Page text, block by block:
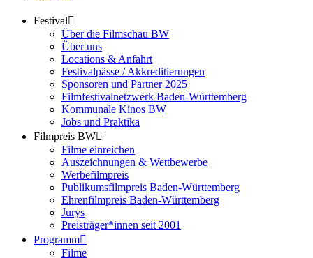
Festival
Über die Filmschau BW
Über uns
Locations & Anfahrt
Festivalpässe / Akkreditierungen
Sponsoren und Partner 2025
Filmfestivalnetzwerk ­Baden-Württemberg
Kommunale Kinos BW
Jobs und Praktika
Filmpreis BW
Filme einreichen
Auszeichnungen & Wettbewerbe
Werbefilmpreis
Publikumsfilmpreis Baden-Württemberg
Ehrenfilmpreis Baden-Württemberg
Jurys
Preisträger*innen seit 2001
Programm
Filme